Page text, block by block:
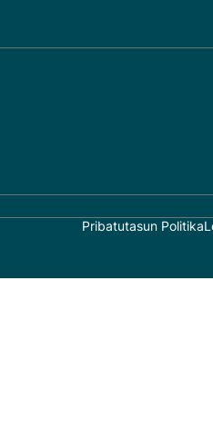
Pribatutasun Politika